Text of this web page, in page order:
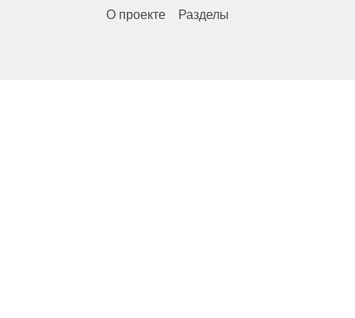
О проекте Разделы